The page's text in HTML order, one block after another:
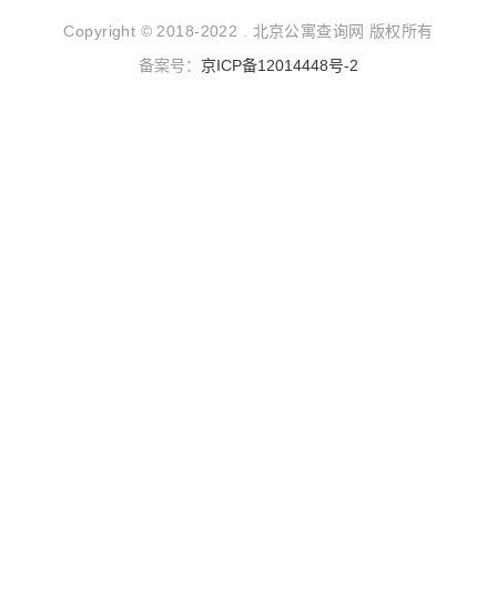
Copyright © 2018-2022 . 北京公寓查询网 版权所有
备案号： 京ICP备12014448号-2